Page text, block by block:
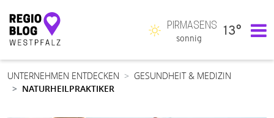
Hauptnavigation
PIRMASENS
sonnig
13°
UNTERNEHMEN ENTDECKEN
GESUNDHEIT & MEDIZIN
NATURHEILPRAKTIKER